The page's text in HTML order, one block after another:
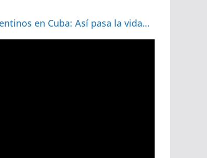
en Cuba: Así pasa la vida…